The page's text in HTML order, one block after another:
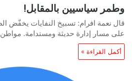
وطمر سياسيين بالمقابل!
على مسار إدارة حديثة ومستدامة.
أكمل القراءة »